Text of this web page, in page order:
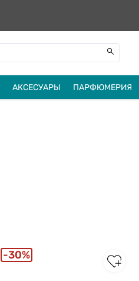
АКСЕСУАРЫ ПАРФЮМЕРИЯ
30%